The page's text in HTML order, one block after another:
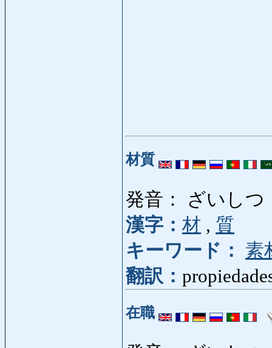
材質
発音： ざいしつ
漢字： 材 , 質
キーワード：
素
翻訳：
在職